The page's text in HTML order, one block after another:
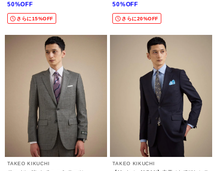
50%OFF
さらに15%OFF
50%OFF
さらに20%OFF
TAKEO KIKUCHI
TAKEO KIKUCHI